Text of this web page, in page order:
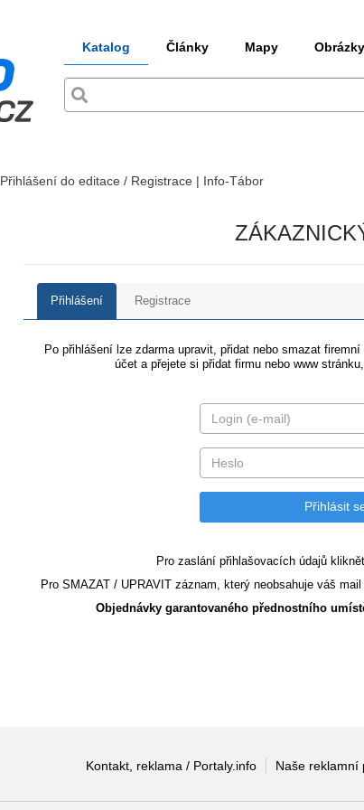
Katalog Články Mapy Obrázky
Přihlášení do editace / Registrace | Info-Tábor
Přihlášení Registrace
Po přihlášení lze zdarma upravit, přidat nebo smazat
účet a přejete si přidat firmu nebo www
Pro zaslání přihlašovacích údajů
Pro SMAZAT / UPRAVIT záznam, který neobsahuje váš
Objednávky garantovaného přednostního
Kontakt, reklama / Portaly.info Naše reklamní